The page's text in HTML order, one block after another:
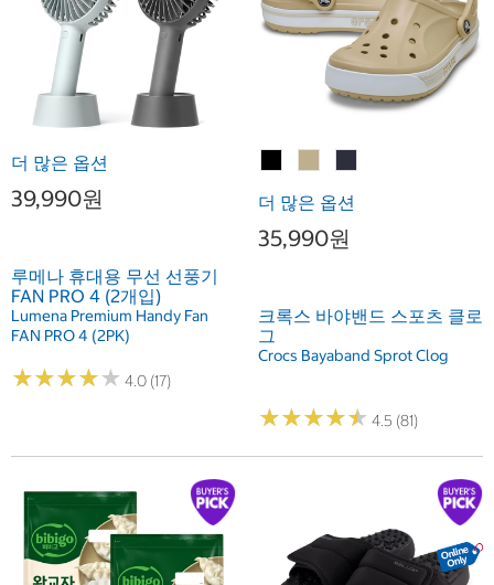
더 많은 옵션
39,990원
루메나 휴대용 무선 선풍기
FAN PRO 4 (2개입)
Lumena Premium Handy Fan
FAN PRO 4 (2PK)
★★★★★
★★★★★ 4.0 (17)
더 많은 옵션
35,990원
크록스 바야밴드 스포츠 클로
그
Crocs Bayaband Sprot Clog
★★★★★
★★★★★ 4.5 (81)